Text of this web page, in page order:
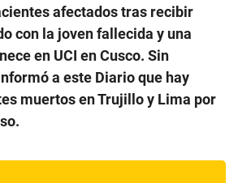
afectados tras recibir
con la joven fallecida y una
en UCI en Cusco. Sin
a este Diario que hay
muertos en Trujillo y Lima por